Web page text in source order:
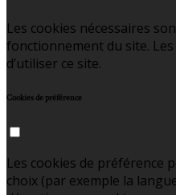
Les cookies nécessaires
fonctionnement du site.
d’utiliser ce site.
Cookies de préférence
Les cookies de préférence
choix (par exemple la